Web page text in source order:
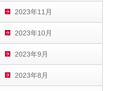
2023年11月
2023年10月
2023年9月
2023年8月